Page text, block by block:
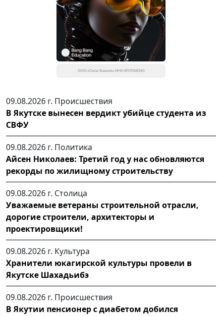
09.08.2026 г. Происшествия
В Якутске вынесен вердикт убийце студента из
СВФУ
09.08.2026 г. Политика
Айсен Николаев: Третий год у нас обновляются
рекорды по жилищному строительству
09.08.2026 г. Столица
Уважаемые ветераны строительной отрасли,
дорогие строители, архитекторы и
проектировщики!
09.08.2026 г. Культура
Хранители юкагирской культуры провели в
Якутске Шахадьибэ
09.08.2026 г. Происшествия
В Якутии пенсионер с диабетом добился